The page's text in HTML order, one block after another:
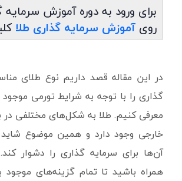
برای ورود به دوره آموزش سرمایه
روی آموزش سرمایه گذاری طلا
در این مقاله قصد داریم نوع طلای
گذاری را با توجه به شرایط تورمی
معرفی کنیم. طلا به شکل‌های مختلفی در
خارجی وجود دارد و همین موضوع
آن‌ها برای سرمایه گذاری را دشوار
همراه باشید تا تمام گزینه‌های موجود